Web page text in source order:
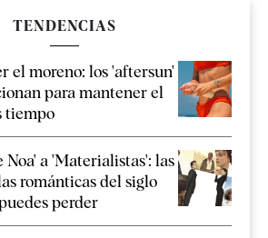
TENDENCIAS
el moreno: los 'aftersun'
para mantener el
tiempo
a 'Materialistas': las
románticas del siglo
perder